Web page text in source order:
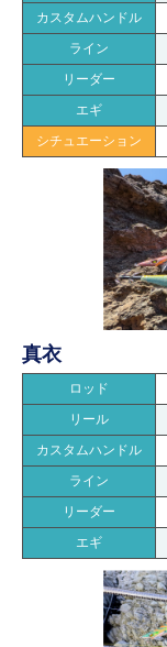
カスタムハンドル
ライン
リーダー
エギ
シチュエーション
真衣
ロッド
リール
カスタムハンドル
ライン
リーダー
エギ